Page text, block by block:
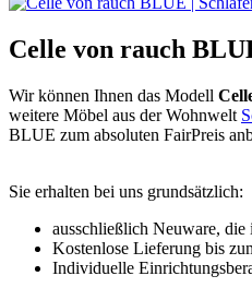
Celle von rauch
Wir können Ihnen das Modell
weitere Möbel aus der Wohnwelt
BLUE zum absoluten FairPreis
Sie erhalten bei uns grundsätzlich:
ausschließlich Neuware,
Kostenlose Lieferung bis
Individuelle